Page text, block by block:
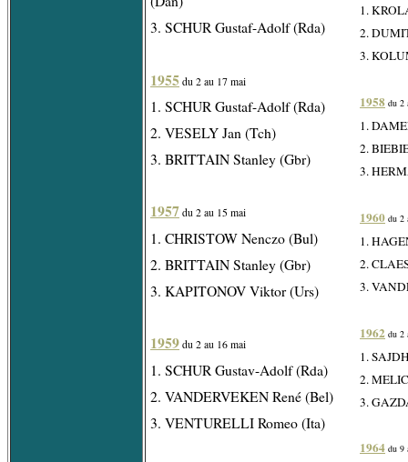
3. SCHUR Gustaf-Adolf (Rda)
1955 du 2 au 17 mai
1. SCHUR Gustaf-Adolf (Rda)
2. VESELY Jan (Tch)
3. BRITTAIN Stanley (Gbr)
1957 du 2 au 15 mai
1. CHRISTOW Nenczo (Bul)
2. BRITTAIN Stanley (Gbr)
3. KAPITONOV Viktor (Urs)
1959 du 2 au 16 mai
1. SCHUR Gustav-Adolf (Rda)
2. VANDERVEKEN René (Bel)
3. VENTURELLI Romeo (Ita)
1.
2.
3.
1958 du 2
1.
2.
3.
1960 du 2
1.
2.
3.
1962 du 2
1.
2.
3.
1964 du 9